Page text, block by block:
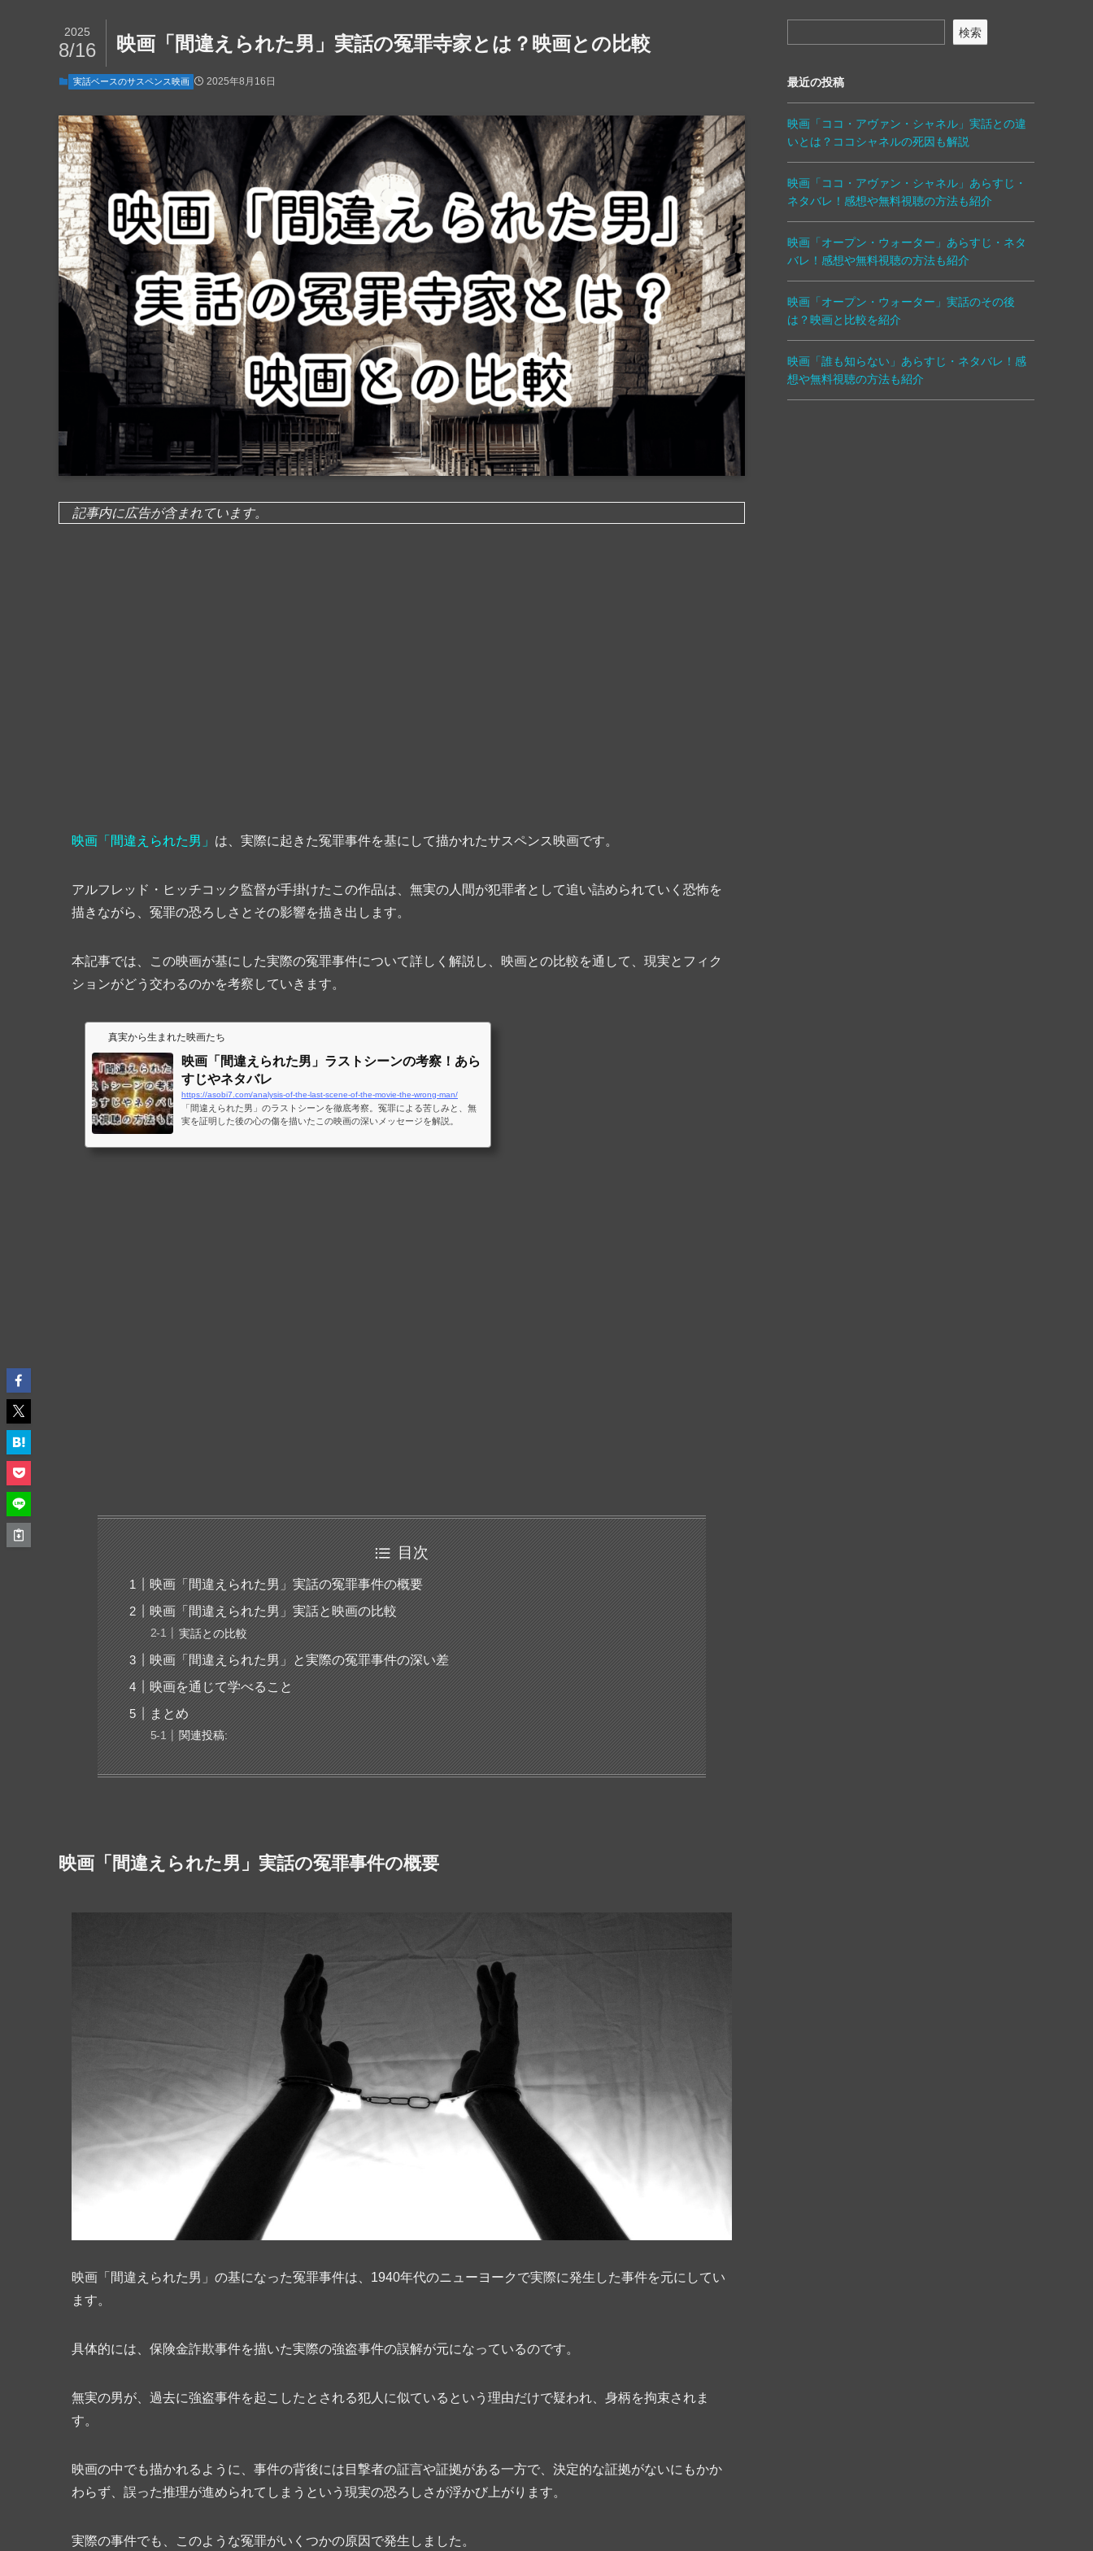
映画「間違えられた男」実話の冤罪寺家とは？映画との比較
2025
8/16
実話ベースのサスペンス映画 2025年8月16日
記事内に広告が含まれています。
映画「間違えられた男」 は、実際に起きた冤罪事件を基にして描かれたサスペンス映画です。
アルフレッド・ヒッチコック監督が手掛けたこの作品は、無実の人間が犯罪者として追い詰められていく恐怖を
描きながら、冤罪の恐ろしさとその影響を描き出します。
本記事では、この映画が基にした実際の冤罪事件について詳しく解説し、映画との比較を通して、現実とフィク
ションがどう交わるのかを考察していきます。
真実から生まれた映画たち
映画「間違えられた男」ラストシーンの考察！あら
すじやネタバレ
https://asobi7.com/analysis-of-the-last-scene-of-the-movie-the-wrong-man/
「間違えられた男」のラストシーンを徹底考察。冤罪による苦しみと、無
実を証明した後の心の傷を描いたこの映画の深いメッセージを解説。
目次
映画「間違えられた男」実話の冤罪事件の概要
映画「間違えられた男」実話と映画の比較
実話との比較
映画「間違えられた男」と実際の冤罪事件の深い差
映画を通じて学べること
まとめ
関連投稿:
映画「間違えられた男」実話の冤罪事件の概要
映画「間違えられた男」の基になった冤罪事件は、1940年代のニューヨークで実際に発生した事件を元にしてい
ます。
具体的には、保険金詐欺事件を描いた実際の強盗事件の誤解が元になっているのです。
無実の男が、過去に強盗事件を起こしたとされる犯人に似ているという理由だけで疑われ、身柄を拘束されま
す。
映画の中でも描かれるように、事件の背後には目撃者の証言や証拠がある一方で、決定的な証拠がないにもかか
わらず、誤った推理が進められてしまうという現実の恐ろしさが浮かび上がります。
実際の事件でも、このような冤罪がいくつかの原因で発生しました。
検索
最近の投稿
映画「ココ・アヴァン・シャネル」実話との違
いとは？ココシャネルの死因も解説
映画「ココ・アヴァン・シャネル」あらすじ・
ネタバレ！感想や無料視聴の方法も紹介
映画「オープン・ウォーター」あらすじ・ネタ
バレ！感想や無料視聴の方法も紹介
映画「オープン・ウォーター」実話のその後
は？映画と比較を紹介
映画「誰も知らない」あらすじ・ネタバレ！感
想や無料視聴の方法も紹介